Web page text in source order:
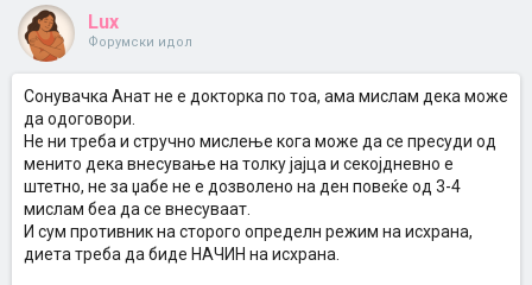
Lux
Форумски идол
Сонувачка Анат не е докторка по тоа, ама мислам дека може
да одоговори.
Не ни треба и стручно мислење кога може да се пресуди од
менито дека внесување на толку јајца и секојдневно е
штетно, не за џабе не е дозволено на ден повеќе од 3-4
мислам беа да се внесуваат.
И сум противник на сторого определн режим на исхрана,
диета треба да биде НАЧИН на исхрана.